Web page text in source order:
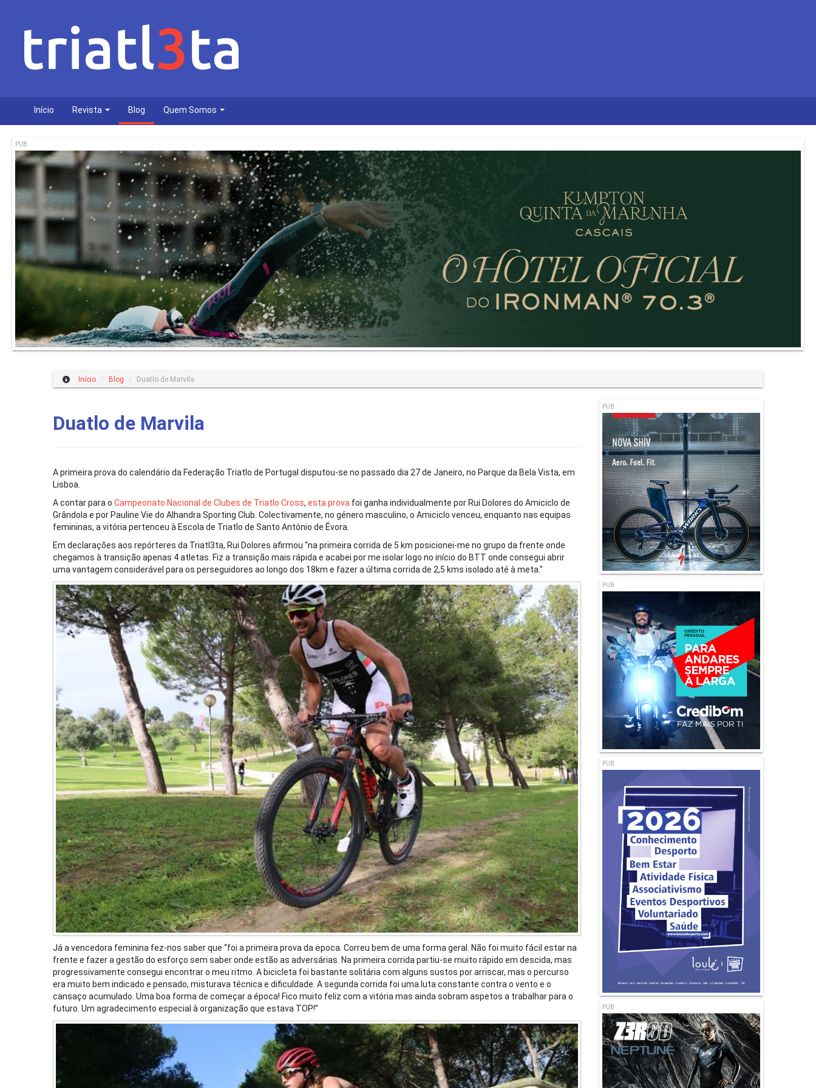
Início Revista Blog Quem Somos
PUB
Início / Blog / Duatlo de Marvila
Duatlo de Marvila
A primeira prova do calendário da Federação Triatlo de Portugal disputou-se no passado dia 27 de Janeiro, no Parque da Bela Vista, em
Lisboa.
A contar para o Campeonato Nacional de Clubes de Triatlo Cross, esta prova foi ganha individualmente por Rui Dolores do Amiciclo de
Grândola e por Pauline Vie do Alhandra Sporting Club. Colectivamente, no género masculino, o Amiciclo venceu, enquanto nas equipas
femininas, a vitória pertenceu à Escola de Triatlo de Santo António de Évora.
Em declarações aos repórteres da Triatl3ta, Rui Dolores afirmou “na primeira corrida de 5 km posicionei-me no grupo da frente onde
chegamos à transição apenas 4 atletas. Fiz a transição mais rápida e acabei por me isolar logo no início do BTT onde consegui abrir
uma vantagem considerável para os perseguidores ao longo dos 18km e fazer a última corrida de 2,5 kms isolado até à meta."
Já a vencedora feminina fez-nos saber que “foi a primeira prova da ėpoca. Correu bem de uma forma geral. Não foi muito fácil estar na
frente e fazer a gestão do esforço sem saber onde estão as adversárias. Na primeira corrida partiu-se muito rápido em descida, mas
progressivamente consegui encontrar o meu ritmo. A bicicleta foi bastante solitária com alguns sustos por arriscar, mas o percurso
era muito bem indicado e pensado, misturava técnica e dificuldade. A segunda corrida foi uma luta constante contra o vento e o
cansaço acumulado. Uma boa forma de começar a época! Fico muito feliz com a vitória mas ainda sobram aspetos a trabalhar para o
futuro. Um agradecimento especial à organização que estava TOP!”
PUB
PUB
PUB
PUB